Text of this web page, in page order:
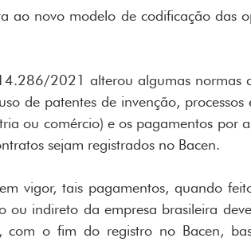
ao novo modelo de codificação das
2021 alterou algumas normas
de patentes de invenção,
ou comércio) e os pagamentos por
sejam registrados no Bacen.
vigor, tais pagamentos, quando
ou indireto da empresa brasileira
com o fim do registro no Bacen,